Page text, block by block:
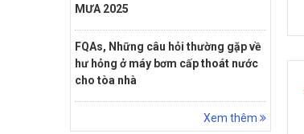
MƯA 2025
FQAs, Những câu hỏi thường gặp về
hư hỏng ở máy bơm cấp thoát nước
cho tòa nhà
Xem thêm